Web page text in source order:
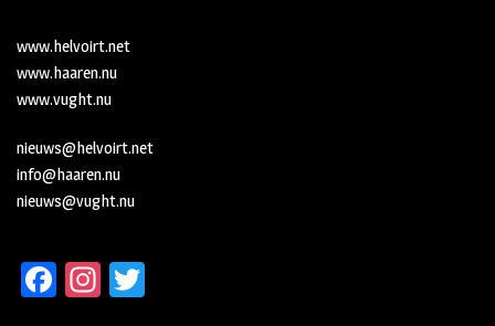
www.helvoirt.net
www.haaren.nu
www.vught.nu
nieuws@helvoirt.net
info@haaren.nu
nieuws@vught.nu
Fa In